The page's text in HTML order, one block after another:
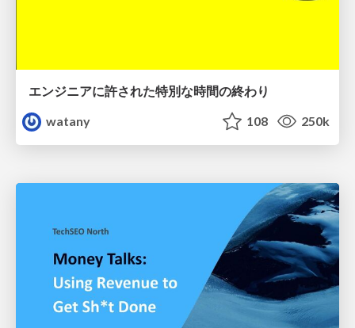
エンジニアに許された特別な時間の終わり
watany
108 250k